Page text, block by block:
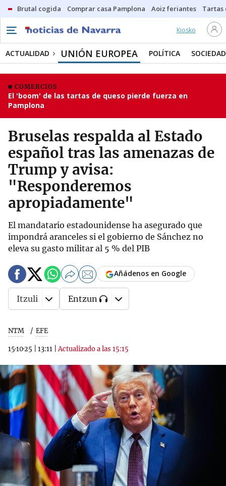
Brutal cogida Comprar casa Pamplona Aoiz feriantes Tartas
Kiosko
ACTUALIDAD UNIÓN EUROPEA POLÍTICA SOCIEDAD
COMERCIOS
El 'boom' de las tartas de queso pierde fuerza en
Pamplona
Bruselas respalda al Estado
español tras las amenazas de
Trump y avisa:
"Responderemos
apropiadamente"
El mandatario estadounidense ha asegurado que
impondrá aranceles si el gobierno de Sánchez no
eleva su gasto militar al 5 % del PIB
NTM EFE
15·10·25 13:11 |Actualizado a las 15:15
Añádenos en Google
Itzuli Entzun